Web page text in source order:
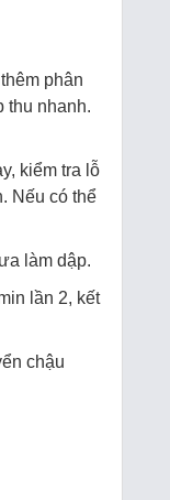
phân
thu nhanh.
kiểm tra lỗ
Nếu có thể
làm dập.
lần 2, kết
chậu